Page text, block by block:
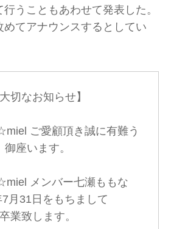
うこともあわせて発表した。
めてアナウンスするとしてい
大切なお知らせ】
ご愛顧頂き誠に有難う
御座います。
メンバー七瀬ももな
月31日をもちまして
卒業致します。